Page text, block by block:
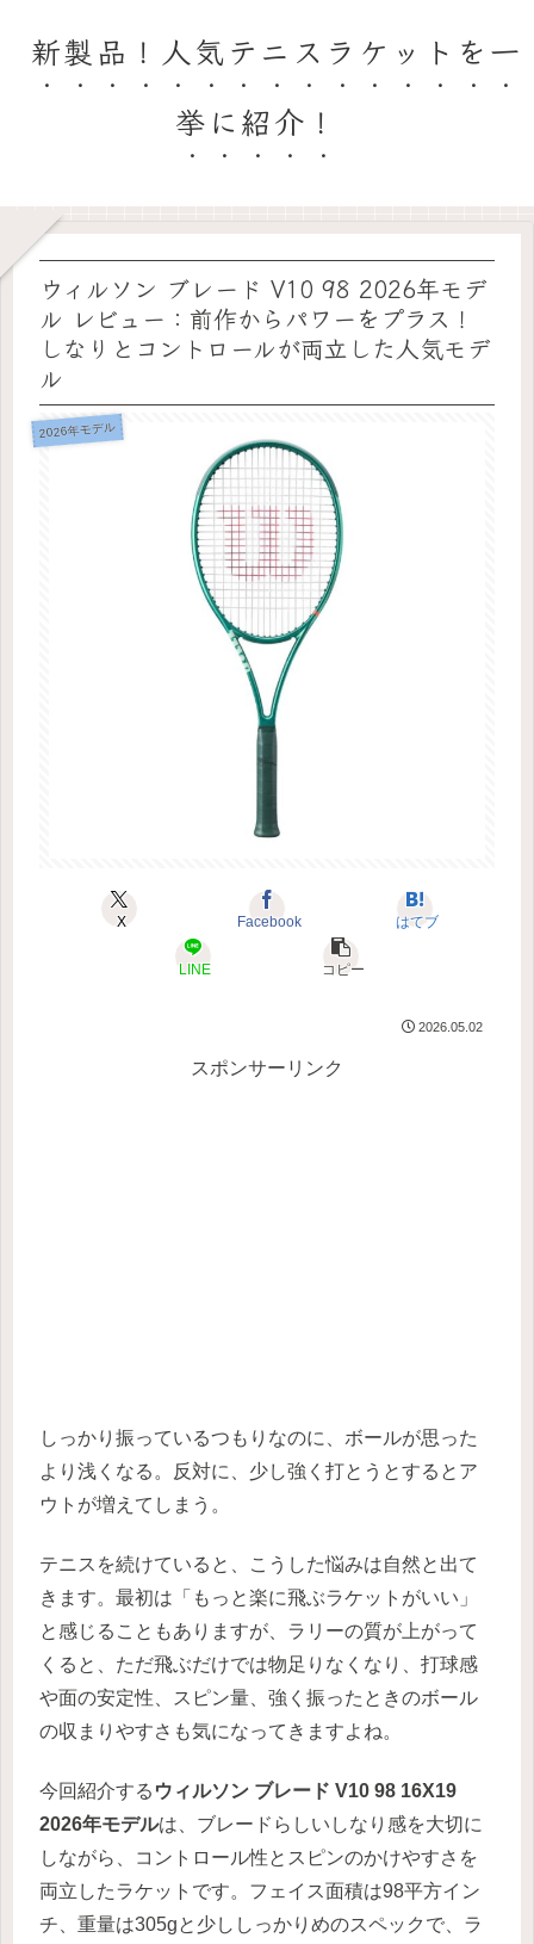
新製品！人気テニスラケットを一
挙に紹介！
ウィルソン ブレード V10 98 2026年モデ
ル レビュー：前作からパワーをプラス！
しなりとコントロールが両立した人気モデ
ル
2026年モデル
X Facebook はてブ
LINE コピー
2026.05.02
スポンサーリンク
しっかり振っているつもりなのに、ボールが思った
より浅くなる。反対に、少し強く打とうとするとア
ウトが増えてしまう。
テニスを続けていると、こうした悩みは自然と出て
きます。最初は「もっと楽に飛ぶラケットがいい」
と感じることもありますが、ラリーの質が上がって
くると、ただ飛ぶだけでは物足りなくなり、打球感
や面の安定性、スピン量、強く振ったときのボール
の収まりやすさも気になってきますよね。
今回紹介する ウィルソン ブレード V10 98 16X19
2026年モデルは、ブレードらしいしなり感を大切に
しながら、コントロール性とスピンのかけやすさを
両立したラケットです。フェイス面積は98平方イン
チ、重量は305gと少ししっかりめのスペックで、ラ